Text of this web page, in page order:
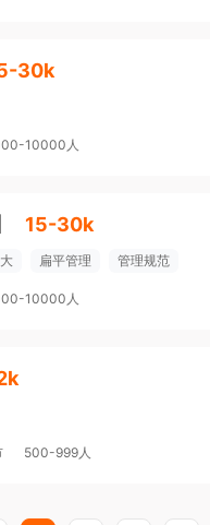
30k
10000人
15-30k
扁平管理 管理规范
10000人
500-999人